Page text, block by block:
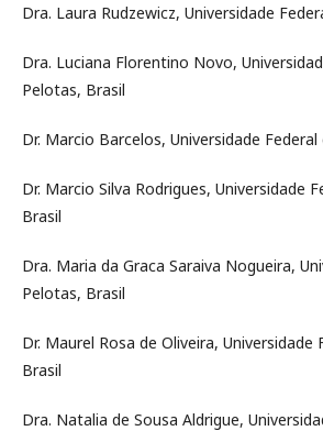
Dra. Laura Rudzewicz, Universidade
Dra. Luciana Florentino Novo,
Pelotas, Brasil
Dr. Marcio Barcelos, Universidade
Dr. Marcio Silva Rodrigues, Universidade
Brasil
Dra. Maria da Graca Saraiva Nogueira,
Pelotas, Brasil
Dr. Maurel Rosa de Oliveira, Universidade
Brasil
Dra. Natalia de Sousa Aldrigue,